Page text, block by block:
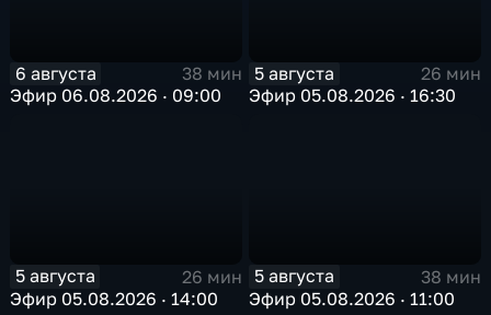
6 августа
38 мин
Эфир 06.08.2026 · 09:00
5 августа
26 мин
Эфир 05.08.2026 · 16:30
5 августа
26 мин
Эфир 05.08.2026 · 14:00
5 августа
38 мин
Эфир 05.08.2026 · 11:00